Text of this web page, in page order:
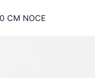
CM NOCE